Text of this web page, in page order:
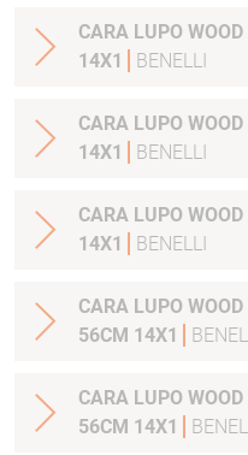
CARA LUPO WOOD DE LUXE 30-06 5CP 56CM
14X1
BENELLI
CARA LUPO WOOD DE
14X1
BENELLI
CARA LUPO WOOD DE LUXE
14X1
BENELLI
CARA LUPO WOOD
56CM 14X1
CARA LUPO WOOD
56CM 14X1